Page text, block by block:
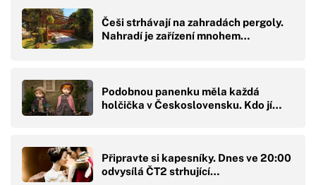
Češi strhávají na zahradách pergoly.
Nahradí je zařízení mnohem…
Podobnou panenku měla každá
holčička v Československu. Kdo jí…
Připravte si kapesníky. Dnes ve 20:00
odvysílá ČT2 strhující…